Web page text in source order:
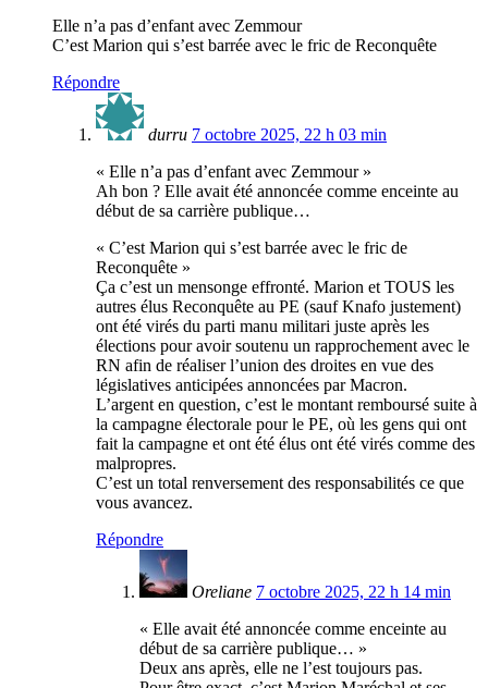
Elle n’a pas d’enfant avec Zemmour
C’est Marion qui s’est barrée avec le fric de Reconquête
Répondre
durru 7 octobre 2025, 22 h 03 min
« Elle n’a pas d’enfant avec Zemmour »
Ah bon ? Elle avait été annoncée comme enceinte au
début de sa carrière publique…
« C’est Marion qui s’est barrée avec le fric de
Reconquête »
Ça c’est un mensonge effronté. Marion et TOUS les
autres élus Reconquête au PE (sauf Knafo justement)
ont été virés du parti manu militari juste après les
élections pour avoir soutenu un rapprochement avec le
RN afin de réaliser l’union des droites en vue des
législatives anticipées annoncées par Macron.
L’argent en question, c’est le montant remboursé suite à
la campagne électorale pour le PE, où les gens qui ont
fait la campagne et ont été élus ont été virés comme des
malpropres.
C’est un total renversement des responsabilités ce que
vous avancez.
Répondre
Oreliane 7 octobre 2025, 22 h 14 min
« Elle avait été annoncée comme enceinte au
début de sa carrière publique… »
Deux ans après, elle ne l’est toujours pas.